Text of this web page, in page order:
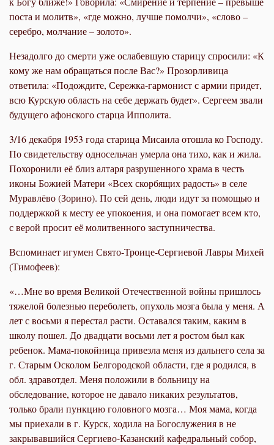
поста и молитв», «где можно, лучше помолчи», «слово –
серебро, молчание – золото».
Незадолго до смерти уже ослабевшую старицу спросили: «К
кому же нам обращаться после Вас?» Прозорливица
ответила: «Подождите, Сережка-гармонист с армии придет,
всю Курскую область на себе держать будет». Сергеем звали
будущего афонского старца Ипполита.
3/16 декабря 1953 года старица Мисаила отошла ко Господу.
По свидетельству односельчан умерла она тихо, как и жила.
Похоронили её близ алтаря разрушенного храма в честь
иконы Божией Матери «Всех скорбящих радость» в селе
Муравлёво (Зорино). По сей день, люди идут за помощью и
поддержкой к месту ее упокоения, и она помогает всем кто,
с верой просит её молитвенного заступничества.
Вспоминает игумен Свято-Троице-Сергиевой Лавры Михей
(Тимофеев):
«…Мне во время Великой Отечественной войны пришлось
тяжелой болезнью переболеть, опухоль мозга была у меня. А
лет с восьми я перестал расти. Оставался таким, каким в
школу пошел. До двадцати восьми лет я ростом был как
ребенок. Мама-покойница привезла меня из дальнего села за
г. Старым Осколом Белгородской области, где я родился, в
обл. здравотдел. Меня положили в больницу на
обследование, которое не давало никаких результатов,
только брали пункцию головного мозга… Моя мама, когда
мы приехали в г. Курск, ходила на Богослужения в не
закрывавшийся Сергиево-Казанский кафедральный собор,